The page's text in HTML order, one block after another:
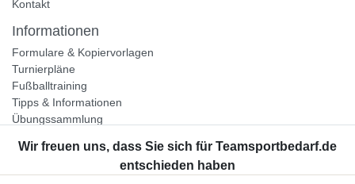
Kontakt
Informationen
Formulare & Kopiervorlagen
Turnierpläne
Fußballtraining
Tipps & Informationen
Übungssammlung
Unternehmen